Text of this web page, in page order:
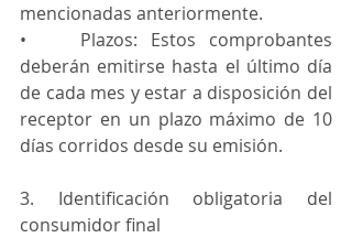
mencionadas anteriormente.
•    Plazos: Estos comprobantes
deberán emitirse hasta el último día
de cada mes y estar a disposición del
receptor en un plazo máximo de 10
días corridos desde su emisión.
3. Identificación obligatoria del
consumidor final